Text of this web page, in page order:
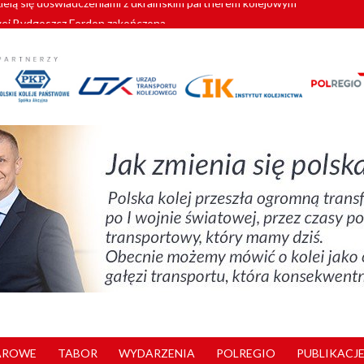
pociągi od PESA. Sześć nowoczesnych ELF-ów wyjedzie na tory w
GySEV gotowe
się doświadczeniami z ukraińskim partnerem kolejowym
TABOR WYDARZENIA POLREGIO